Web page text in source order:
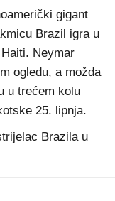
gigant
Brazil igra u
Neymar
ogledu, a možda
u trećem kolu
25. lipnja.
Brazila u